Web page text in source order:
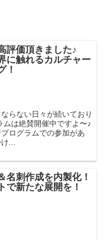
評価頂きました♪
に触れるカルチャー
！
らない日々が続いており
ムは絶賛開催中ですよ〜♪
ログラムでの参加があ
...
名刺作成を内製化！
で新たな展開を！